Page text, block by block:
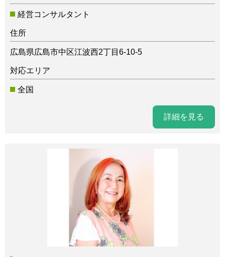
経営コンサルタント
住所
広島県広島市中区江波西2丁目6-10-5
対応エリア
全国
詳細を見る